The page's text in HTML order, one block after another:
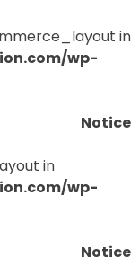
in
wp-
Notice
in
wp-
Notice